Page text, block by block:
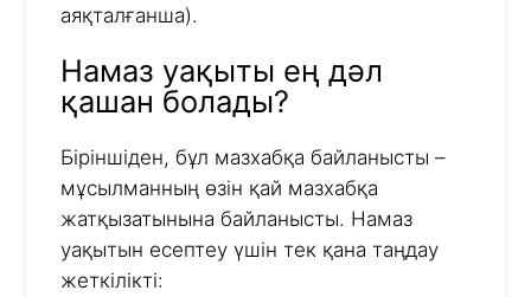
аяқталғанша).
Намаз уақыты ең дәл
қашан болады?
Біріншіден, бұл мазхабқа байланысты –
мұсылманның өзін қай мазхабқа
жатқызатынына байланысты. Намаз
уақытын есептеу үшін тек қана таңдау
жеткілікті: